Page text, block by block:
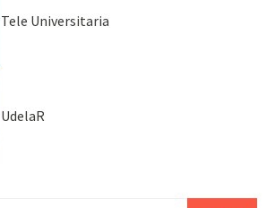
Tele Universitaria
UdelaR